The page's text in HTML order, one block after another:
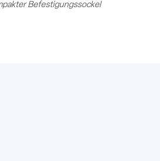
Befestigungssockel